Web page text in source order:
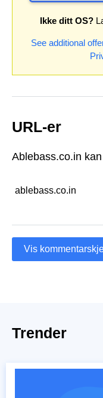
Ikke ditt OS?
See additional
URL-er
Ablebass.co.in
ablebass.co.in
Vis
Trender